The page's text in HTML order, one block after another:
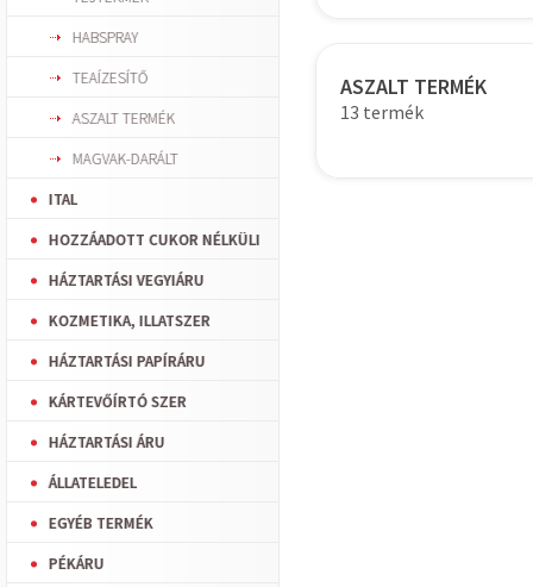
HABSPRAY
TEAÍZESÍTŐ
ASZALT TERMÉK
MAGVAK-DARÁLT
ITAL
HOZZÁADOTT CUKOR NÉLKÜLI
HÁZTARTÁSI VEGYIÁRU
KOZMETIKA, ILLATSZER
HÁZTARTÁSI PAPÍRÁRU
KÁRTEVŐÍRTÓ SZER
HÁZTARTÁSI ÁRU
ÁLLATELEDEL
EGYÉB TERMÉK
PÉKÁRU
ASZALT TERMÉK
13 termék